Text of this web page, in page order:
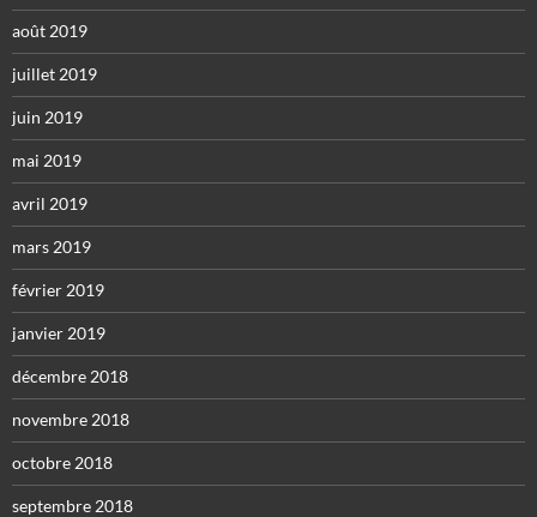
août 2019
juillet 2019
juin 2019
mai 2019
avril 2019
mars 2019
février 2019
janvier 2019
décembre 2018
novembre 2018
octobre 2018
septembre 2018